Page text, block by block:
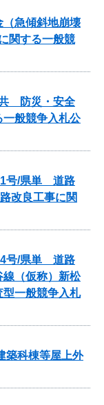
急傾斜地崩壊
関する一般競
共 防災・安全
般競争入札公
1号/県単 道路
改良工事に関
4号/県単 道路
線（仮称）新松
一般競争入札
築科棟等屋上外